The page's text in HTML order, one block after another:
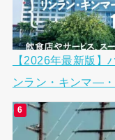
【2026年最新版】
ンラン・キンマ―